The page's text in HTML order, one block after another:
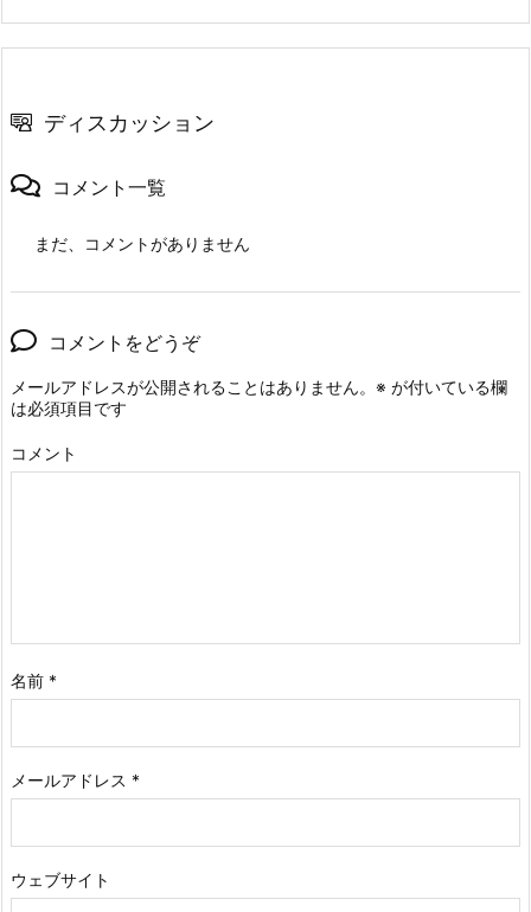
ディスカッション
コメント一覧
まだ、コメントがありません
コメントをどうぞ
メールアドレスが公開されることはありません。 ※ が付いている欄
は必須項目です
コメント
名前 *
メールアドレス *
ウェブサイト